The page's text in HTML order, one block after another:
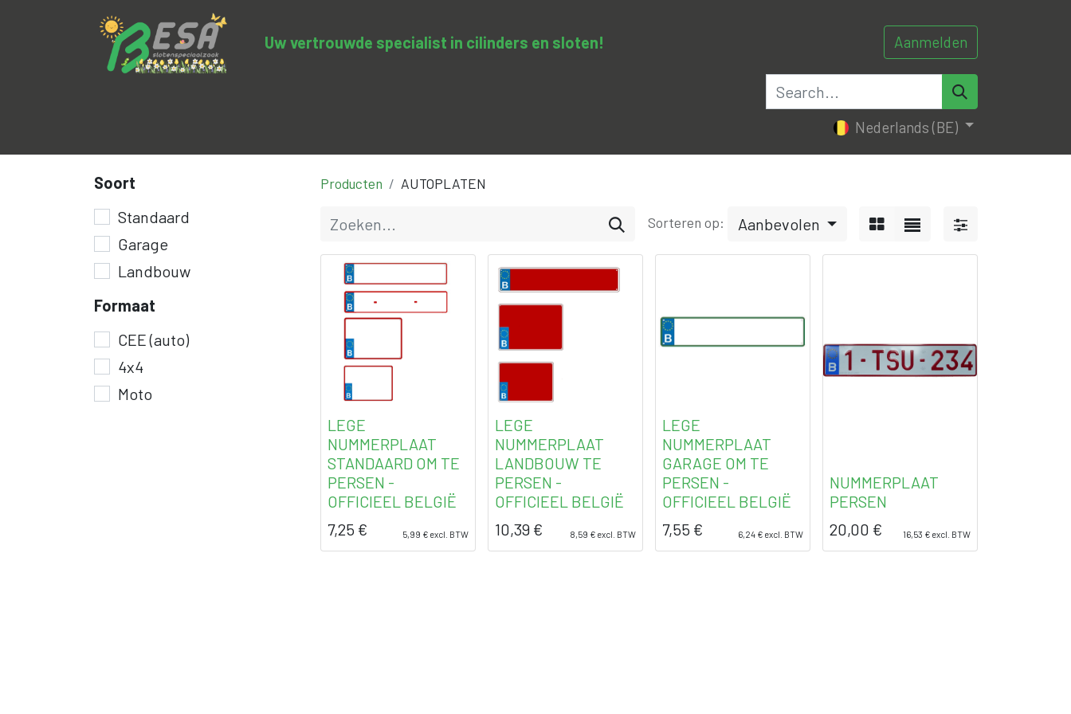
Uw vertrouwde specialist in cilinders en sloten​! Aanmelden
0
Nederlands (BE)
Soort
Standaard
Garage
Landbouw
Formaat
CEE (auto)
4x4
Moto
Producten AUTOPLATEN
Sorteren op: Aanbevolen
LEGE
NUMMERPLAAT
STANDAARD OM TE
PERSEN -
OFFICIEEL BELGIË
7,25 € 5,99 € excl. BTW
LEGE
NUMMERPLAAT
LANDBOUW TE
PERSEN -
OFFICIEEL BELGIË
10,39 € 8,59 € excl. BTW
LEGE
NUMMERPLAAT
GARAGE OM TE
PERSEN -
OFFICIEEL BELGIË
7,55 € 6,24 € excl. BTW
NUMMERPLAAT
PERSEN
20,00 € 16,53 € excl. BTW